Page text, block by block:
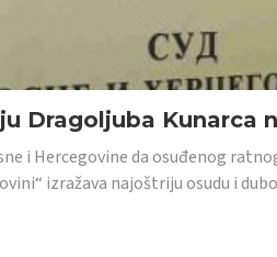
Dragoljuba Kunarca
i Hercegovine da osuđenog
izražava najoštriju osudu i